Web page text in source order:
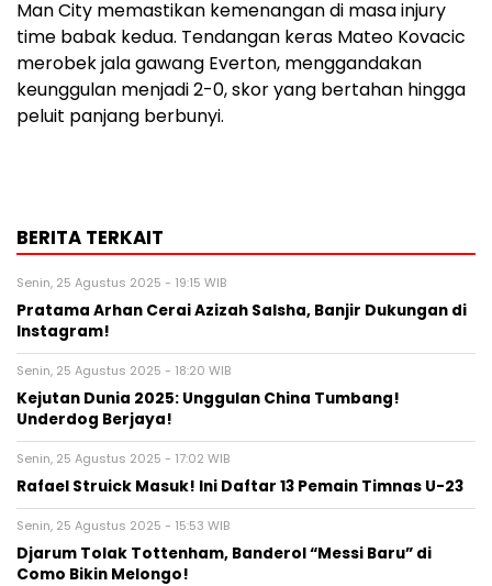
Man City memastikan kemenangan di masa injury
time babak kedua. Tendangan keras Mateo Kovacic
merobek jala gawang Everton, menggandakan
keunggulan menjadi 2-0, skor yang bertahan hingga
peluit panjang berbunyi.
BERITA TERKAIT
Senin, 25 Agustus 2025 - 19:15 WIB
Pratama Arhan Cerai Azizah Salsha, Banjir Dukungan di
Instagram!
Senin, 25 Agustus 2025 - 18:20 WIB
Kejutan Dunia 2025: Unggulan China Tumbang!
Underdog Berjaya!
Senin, 25 Agustus 2025 - 17:02 WIB
Rafael Struick Masuk! Ini Daftar 13 Pemain Timnas U-23
Senin, 25 Agustus 2025 - 15:53 WIB
Djarum Tolak Tottenham, Banderol “Messi Baru” di
Como Bikin Melongo!